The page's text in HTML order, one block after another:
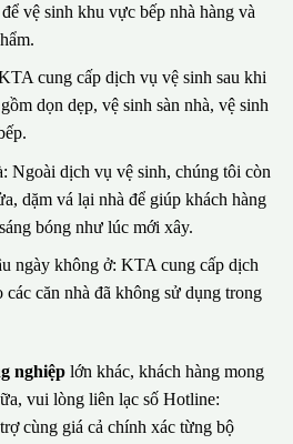
vệ sinh khu vực bếp nhà hàng và
cung cấp dịch vụ vệ sinh sau khi
dọn dẹp, vệ sinh sàn nhà, vệ sinh
Ngoài dịch vụ vệ sinh, chúng tôi còn
dặm vá lại nhà để giúp khách hàng
bóng như lúc mới xây.
ngày không ở: KTA cung cấp dịch
căn nhà đã không sử dụng trong
nghiệp lớn khác, khách hàng mong
vui lòng liên lạc số Hotline:
cùng giá cả chính xác từng bộ